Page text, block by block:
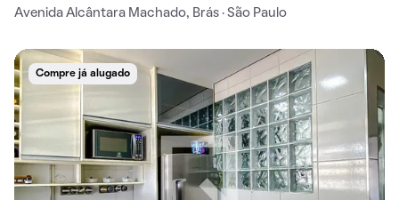
Avenida Alcântara Machado, Brás · São Paulo
Compre já alugado